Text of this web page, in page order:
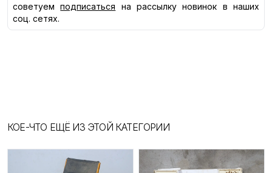
советуем
подписаться
на рассылку новинок в наших
соц. сетях.
КОЕ-ЧТО ЕЩЁ ИЗ ЭТОЙ КАТЕГОРИИ